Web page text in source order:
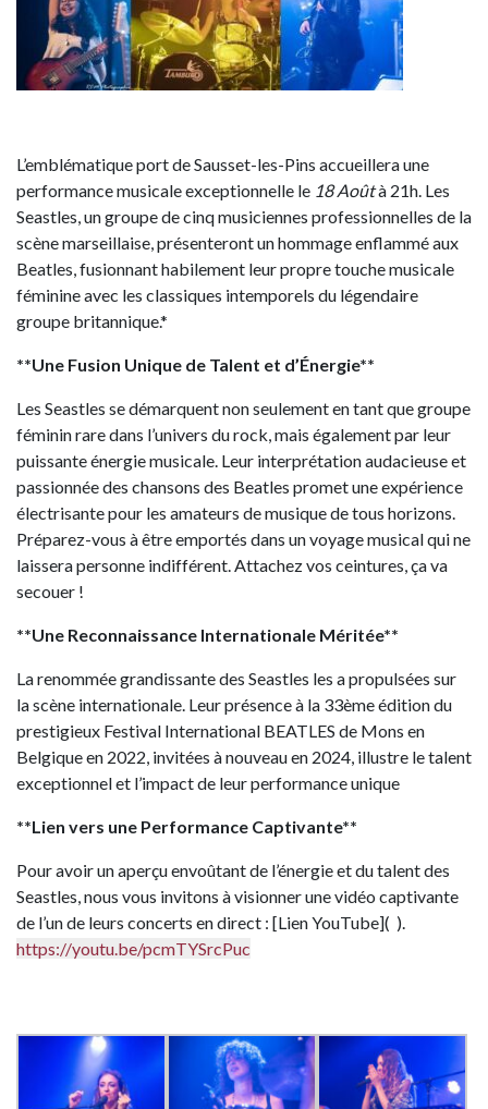
L’emblématique port de Sausset-les-Pins accueillera une
performance musicale exceptionnelle le 18 Aoûtà 21h. Les
Seastles, un groupe de cinq musiciennes professionnelles de la
scène marseillaise, présenteront un hommage enflammé aux
Beatles, fusionnant habilement leur propre touche musicale
féminine avec les classiques intemporels du légendaire
groupe britannique.*
**Une Fusion Unique de Talent et d’Énergie**
Les Seastles se démarquent non seulement en tant que groupe
féminin rare dans l’univers du rock, mais également par leur
puissante énergie musicale. Leur interprétation audacieuse et
passionnée des chansons des Beatles promet une expérience
électrisante pour les amateurs de musique de tous horizons.
Préparez-vous à être emportés dans un voyage musical qui ne
laissera personne indifférent. Attachez vos ceintures, ça va
secouer !
**Une Reconnaissance Internationale Méritée**
La renommée grandissante des Seastles les a propulsées sur
la scène internationale. Leur présence à la 33ème édition du
prestigieux Festival International BEATLES de Mons en
Belgique en 2022, invitées à nouveau en 2024, illustre le talent
exceptionnel et l’impact de leur performance unique
**Lien vers une Performance Captivante**
Pour avoir un aperçu envoûtant de l’énergie et du talent des
Seastles, nous vous invitons à visionner une vidéo captivante
de l’un de leurs concerts en direct : [Lien YouTube]( ).
https://youtu.be/pcmTYSrcPuc